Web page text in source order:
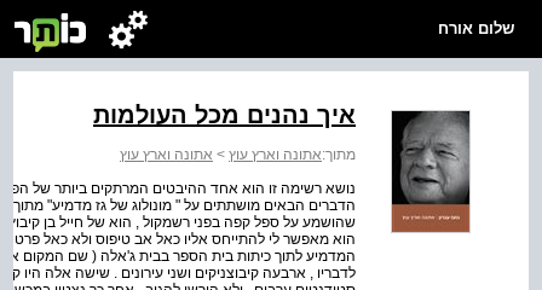
שלום אורח
איך נהנים מכל העולמות
מתוך:אתונה וארץ עוץ > אתונה וארץ עוץ
נושא רשימה זו הוא אחד ההיבטים המרתקים ביותר של
הדברים הבאים מושתתים על " מונולוג של גז מדמיע" מתוך
שהושמע על ספל קפה בפני רשמקול , הוא של חייל בן
הוא מאפשר לי להתייחס אליו כאל אב טיפוס ולא כאל פרט
המדמיע לתוך כיתות בית הספר בבית ג'אלה ( שם המקום אינו